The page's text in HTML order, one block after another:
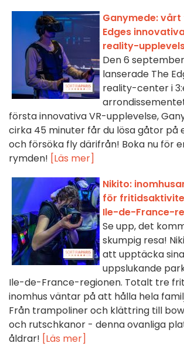
Ganymede:
Edges
reality-
Den 6
lanserade The
reality-center i
första innovativa VR-upplevelse,
cirka 45 minuter får du lösa gåtor på
och försöka fly därifrån! Boka nu för
rymden! [Läs mer]
Nikito:
för
Ile-de-France-
Se upp, det
skumpig resa!
att upptäcka
uppslukande
Ile-de-France-regionen. Totalt tre
inomhus väntar på att hålla hela
Från trampoliner och klättring till
och rutschkanor - denna ovanliga
åldrar! [Läs mer]